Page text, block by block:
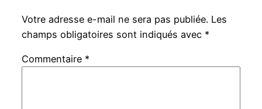
Votre adresse e-mail ne sera pas publiée. Les
champs obligatoires sont indiqués avec *
Commentaire *